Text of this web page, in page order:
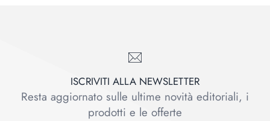
ISCRIVITI ALLA NEWSLETTER
Resta aggiornato sulle ultime novità editoriali, i
prodotti e le offerte